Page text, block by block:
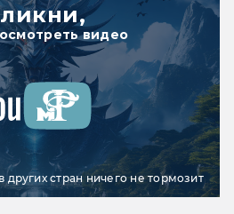
видео
других стран ничего не тормозит